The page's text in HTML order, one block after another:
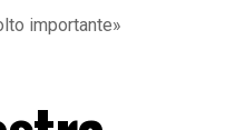
importante»